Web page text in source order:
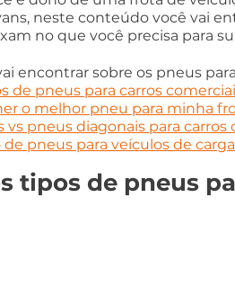
neste conteúdo você vai
no que você precisa para
encontrar sobre os pneus
de pneus para carros
o melhor pneu para minha
vs pneus diagonais para
pneus para veículos de carga
tipos de pneus